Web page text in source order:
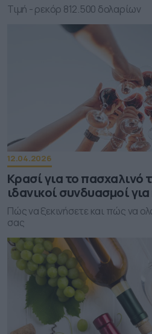
Τιμή - ρεκόρ 812.500 δολαρίων
12.04.2026
Κρασί για το πασχαλινό
ιδανικοί συνδυασμοί
Πώς να ξεκινήσετε και πώς να
σας